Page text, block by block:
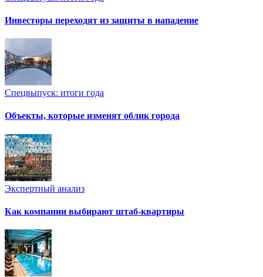
Инвесторы переходят из защиты в нападение
Спецвыпуск: итоги года
Объекты, которые изменят облик города
Экспертный анализ
Как компании выбирают штаб-квартиры